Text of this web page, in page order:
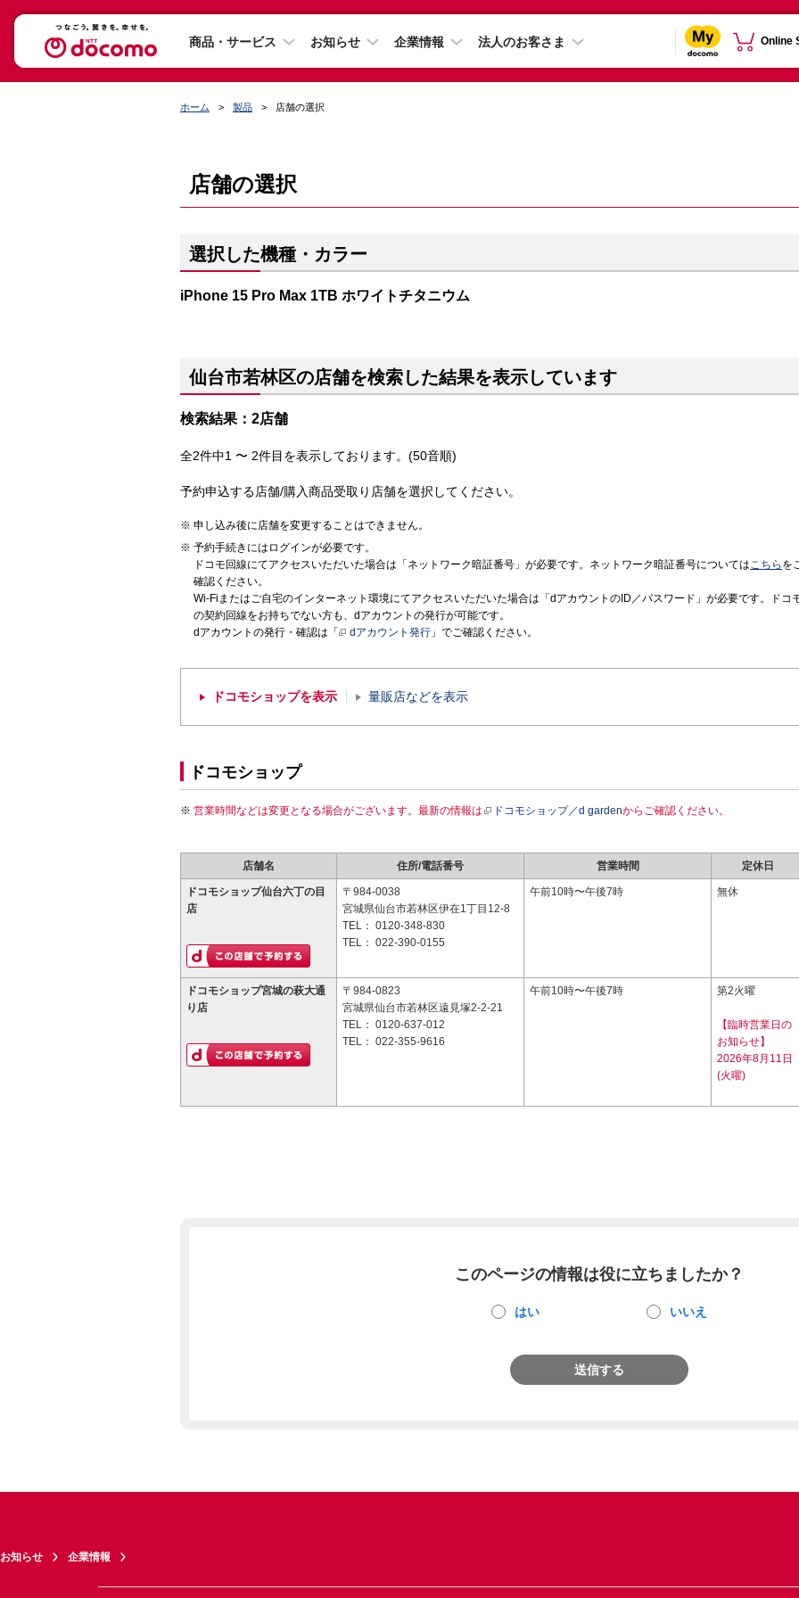
商品・サービス お知らせ 企業情報 法人のお客さま Online
ホーム 製品 店舗の選択
店舗の選択
選択した機種・カラー
iPhone 15 Pro Max 1TB ホワイトチタニウム
仙台市若林区の店舗を検索した結果を表示しています
検索結果：2店舗
全2件中1 〜 2件目を表示しております。(50音順)
予約申込する店舗/購入商品受取り店舗を選択してください。
申し込み後に店舗を変更することはできません。
予約手続きにはログインが必要です。
ドコモ回線にてアクセスいただいた場合は「ネットワーク暗証番号」が必要です。ネットワーク暗証番号についてはこちら を
確認ください。
Wi-Fiまたはご自宅のインターネット環境にてアクセスいただいた場合は「dアカウントのID／パスワード」が必要です。ドコ
の契約回線をお持ちでない方も、dアカウントの発行が可能です。
dアカウントの発行・確認は「
dアカウント発行 」でご確認ください。
ドコモショップを表示 量販店などを表示
ドコモショップ
営業時間などは変更となる場合がございます。最新の情報は ドコモショップ／d gardenからご確認ください。
店舗名 住所/電話番号 営業時間 定休日
ドコモショップ仙台六丁の目
店
〒984-0038
宮城県仙台市若林区伊在1丁目12-8
TEL： 0120-348-830
TEL： 022-390-0155
午前10時〜午後7時 無休
ドコモショップ宮城の萩大通
り店
〒984-0823
宮城県仙台市若林区遠見塚2-2-21
TEL： 0120-637-012
TEL： 022-355-9616
午前10時〜午後7時 第2火曜
【臨時営業日の
お知らせ】
2026年8月11日
(火曜)
このページの情報は役に立ちましたか？
はい いいえ
送信する
お知らせ 企業情報